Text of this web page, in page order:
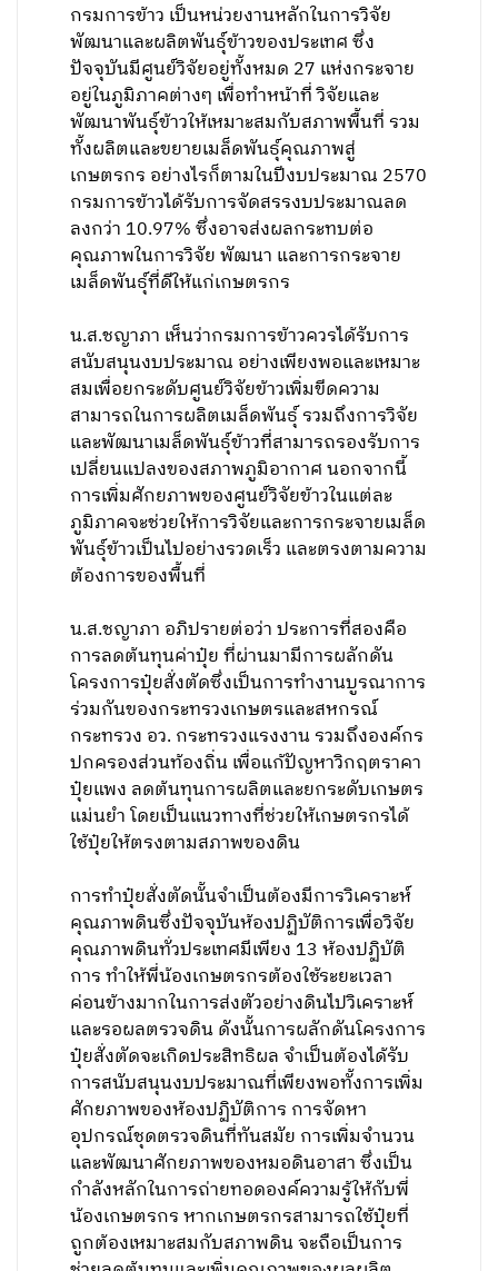
กรมการข้าว เป็นหน่วยงานหลักในการวิจัย
พัฒนาและผลิตพันธุ์ข้าวของประเทศ ซึ่ง
ปัจจุบันมีศูนย์วิจัยอยู่ทั้งหมด 27 แห่งกระจาย
อยู่ในภูมิภาคต่างๆ เพื่อทำหน้าที่ วิจัยและ
พัฒนาพันธุ์ข้าวให้เหมาะสมกับสภาพพื้นที่ รวม
ทั้งผลิตและขยายเมล็ดพันธุ์คุณภาพสู่
เกษตรกร อย่างไรก็ตามในปีงบประมาณ 2570
กรมการข้าวได้รับการจัดสรรงบประมาณลด
ลงกว่า 10.97% ซึ่งอาจส่งผลกระทบต่อ
คุณภาพในการวิจัย พัฒนา และการกระจาย
เมล็ดพันธุ์ที่ดีให้แก่เกษตรกร
น.ส.ชญาภา เห็นว่ากรมการข้าวควรได้รับการ
สนับสนุนงบประมาณ อย่างเพียงพอและเหมาะ
สมเพื่อยกระดับศูนย์วิจัยข้าวเพิ่มขีดความ
สามารถในการผลิตเมล็ดพันธุ์ รวมถึงการวิจัย
และพัฒนาเมล็ดพันธุ์ข้าวที่สามารถรองรับการ
เปลี่ยนแปลงของสภาพภูมิอากาศ นอกจากนี้
การเพิ่มศักยภาพของศูนย์วิจัยข้าวในแต่ละ
ภูมิภาคจะช่วยให้การวิจัยและการกระจายเมล็ด
พันธุ์ข้าวเป็นไปอย่างรวดเร็ว และตรงตามความ
ต้องการของพื้นที่
น.ส.ชญาภา อภิปรายต่อว่า ประการที่สองคือ
การลดต้นทุนค่าปุ๋ย ที่ผ่านมามีการผลักดัน
โครงการปุ๋ยสั่งตัดซึ่งเป็นการทำงานบูรณาการ
ร่วมกันของกระทรวงเกษตรและสหกรณ์
กระทรวง อว. กระทรวงแรงงาน รวมถึงองค์กร
ปกครองส่วนท้องถิ่น เพื่อแก้ปัญหาวิกฤตราคา
ปุ๋ยแพง ลดต้นทุนการผลิตและยกระดับเกษตร
แม่นยำ โดยเป็นแนวทางที่ช่วยให้เกษตรกรได้
ใช้ปุ๋ยให้ตรงตามสภาพของดิน
การทำปุ๋ยสั่งตัดนั้นจำเป็นต้องมีการวิเคราะห์
คุณภาพดินซึ่งปัจจุบันห้องปฏิบัติการเพื่อวิจัย
คุณภาพดินทั่วประเทศมีเพียง 13 ห้องปฏิบัติ
การ ทำให้พี่น้องเกษตรกรต้องใช้ระยะเวลา
ค่อนข้างมากในการส่งตัวอย่างดินไปวิเคราะห์
และรอผลตรวจดิน ดังนั้นการผลักดันโครงการ
ปุ๋ยสั่งตัดจะเกิดประสิทธิผล จำเป็นต้องได้รับ
การสนับสนุนงบประมาณที่เพียงพอทั้งการเพิ่ม
ศักยภาพของห้องปฏิบัติการ การจัดหา
อุปกรณ์ชุดตรวจดินที่ทันสมัย การเพิ่มจำนวน
และพัฒนาศักยภาพของหมอดินอาสา ซึ่งเป็น
กำลังหลักในการถ่ายทอดองค์ความรู้ให้กับพี่
น้องเกษตรกร หากเกษตรกรสามารถใช้ปุ๋ยที่
ถูกต้องเหมาะสมกับสภาพดิน จะถือเป็นการ